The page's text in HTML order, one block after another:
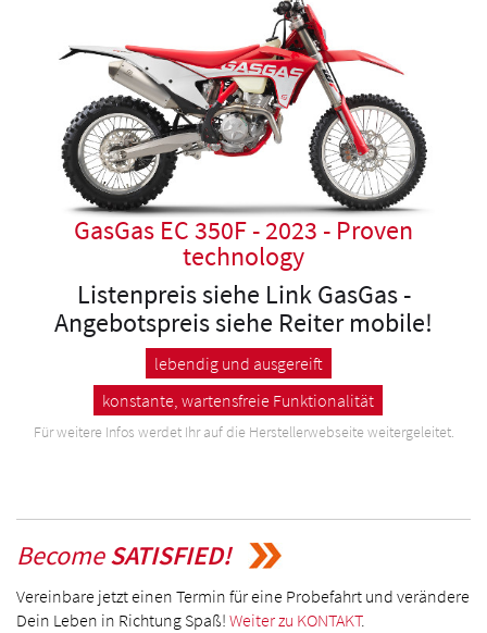
GasGas EC 350F - 2023 - Proven
technology
Listenpreis siehe Link GasGas -
Angebotspreis siehe Reiter mobile!
lebendig und ausgereift
konstante, wartensfreie Funktionalität
Für weitere Infos werdet Ihr auf die Herstellerwebseite weitergeleitet.
BecomeSATISFIED!
Vereinbare jetzt einen Termin für eine Probefahrt und verändere
Dein Leben in Richtung Spaß! Weiter zu KONTAKT.